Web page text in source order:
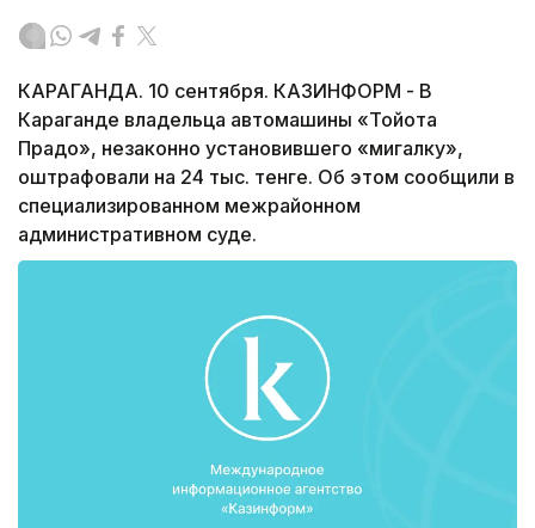
КАРАГАНДА. 10 сентября. КАЗИНФОРМ - В
Караганде владельца автомашины «Тойота
Прадо», незаконно установившего «мигалку»,
оштрафовали на 24 тыс. тенге. Об этом сообщили в
специализированном межрайонном
административном суде.